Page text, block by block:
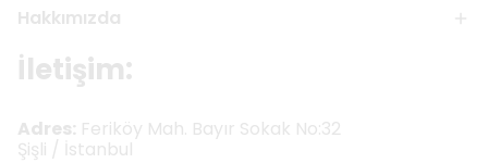
Hakkımızda
İletişim:
Adres: Feriköy Mah. Bayır Sokak No:32
Şişli / İstanbul